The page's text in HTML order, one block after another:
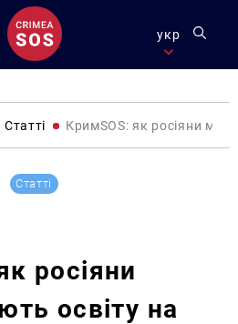
укр
Статті КримSOS: як росіяни
Статті
росіяни
освіту на